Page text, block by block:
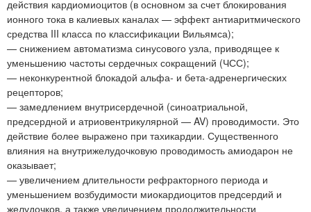
действия кардиомиоцитов (в основном за счет блокирования
ионного тока в калиевых каналах — эффект антиаритмического
средства III класса по классификации Вильямса);
— снижением автоматизма синусового узла, приводящее к
уменьшению частоты сердечных сокращений (ЧСС);
— неконкурентной блокадой альфа- и бета-адренергических
рецепторов;
— замедлением внутрисердечной (синоатриальной,
предсердной и атриовентрикулярной — AV) проводимости. Это
действие более выражено при тахикардии. Существенного
влияния на внутрижелудочковую проводимость амиодарон не
оказывает;
— увеличением длительности рефракторного периода и
уменьшением возбудимости миокардиоцитов предсердий и
желудочков, а также увеличением продолжительности